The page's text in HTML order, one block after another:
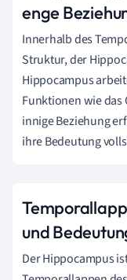
enge
Innerhalb des
Struktur, der
Hippocampus
Funktionen wie das
innige Beziehung
ihre Bedeutung
und
Der Hippocampus